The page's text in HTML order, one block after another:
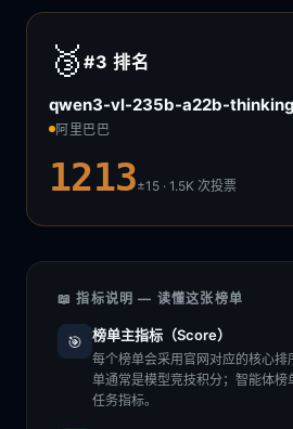
🥉 #3排名
qwen3-vl-235b-a22b-thinking
阿里巴巴
1213±15 · 1.5K次投票
📖 指标说明 — 读懂这张榜单
🎯 榜单主指标（Score）
每个榜单会采用官网对应的核心
单通常是模型竞技积分；智能体榜
任务指标。